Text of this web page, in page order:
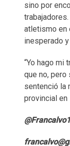
sino por
atletismo en
inesperado
“Yo hago mi
que no, pero
sentenció la
provincial en